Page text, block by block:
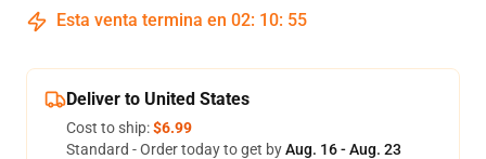
Esta venta termina en 02: 10: 54
Deliver to United States
Cost to ship:$6.99
Standard - Order today to get byAug. 16 - Aug. 23